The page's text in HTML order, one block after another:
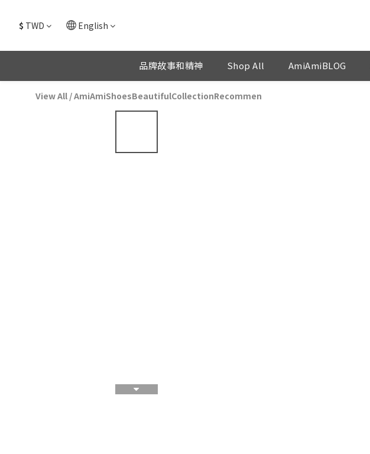
$ TWD English
品牌故事和精神 Shop All AmiAmiBLOG
View All /AmiAmiShoesBeautifulCollectionRecommen